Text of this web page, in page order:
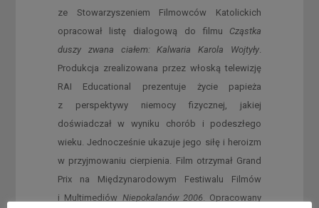
ze Stowarzyszeniem Filmowców Katolickich
opracował listę dialogową do filmu Cząstka
duszy zwana ciałem: Kalwaria Karola Wojtyły
Produkcja zrealizowana przez włoską telewizję
RAI Educational prezentuje życie papieża
z perspektywy niemocy fizycznej, jakiej
doświadczał w wyniku chorób i podeszłego
wieku. Jednocześnie ukazuje jego siłę i heroizm
w przyjmowaniu cierpienia. Film otrzymał Grand
Prix na Międzynarodowym Festiwalu Filmów
i Multimediów Niepokalanów 2006. Opracowany